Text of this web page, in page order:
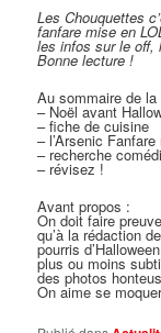
Les Chouquettes
fanfare mise en
les infos sur le off,
Bonne lecture !
Au sommaire de la
– Noël avant
– fiche de cuisine
– l’Arsenic
– recherche
– révisez !
Avant propos :
On doit faire
qu’à la rédaction
pourris
plus ou moins
des photos
On aime se